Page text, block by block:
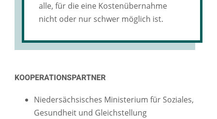
alle, für die eine Kostenübernahme
nicht oder nur schwer möglich ist.
KOOPERATIONSPARTNER
Niedersächsisches Ministerium für Soziales,
Gesundheit und Gleichstellung